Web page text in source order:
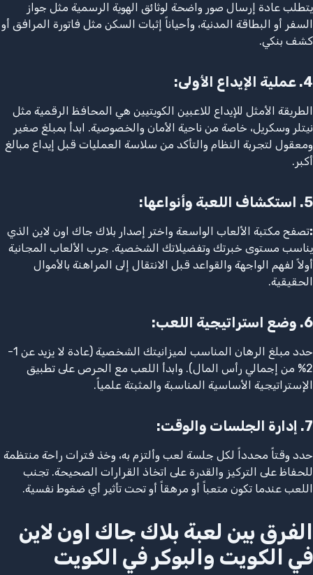
يتطلب عادة إرسال صور واضحة لوثائق الهوية الرسمية مثل جواز
السفر أو البطاقة المدنية، وأحياناً إثبات السكن مثل فاتورة المرافق أو
كشف بنكي.
4. عملية الإيداع الأولى:
الطريقة الأمثل للإيداع للاعبين الكويتيين هي المحافظ الرقمية مثل
نيتلر وسكريل، خاصة من ناحية الأمان والخصوصية. ابدأ بمبلغ صغير
ومعقول لتجربة النظام والتأكد من سلاسة العمليات قبل إيداع مبالغ
أكبر.
5. استكشاف اللعبة وأنواعها:
:تصفح مكتبة الألعاب الواسعة واختر إصدار بلاك جاك اون لاين الذي
يناسب مستوى خبرتك وتفضيلاتك الشخصية. جرب الألعاب المجانية
أولاً لفهم الواجهة والقواعد قبل الانتقال إلى المراهنة بالأموال
الحقيقية.
6. وضع استراتيجية اللعب:
حدد مبلغ الرهان المناسب لميزانيتك الشخصية (عادة لا يزيد عن 1-
2% من إجمالي رأس المال). وابدأ اللعب مع الحرص على تطبيق
الإستراتيجية الأساسية المناسبة والمثبتة علمياً.
7. إدارة الجلسات والوقت:
حدد وقتاً محدداً لكل جلسة لعب وألتزم به، وخذ فترات راحة منتظمة
للحفاظ على التركيز والقدرة على اتخاذ القرارات الصحيحة. تجنب
اللعب عندما تكون متعباً أو مرهقاً أو تحت تأثير أي ضغوط نفسية.
الفرق بين لعبة بلاك جاك اون لاين
في الكويت والبوكر في الكويت